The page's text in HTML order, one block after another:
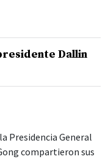
Dallin
Presidencia General
compartieron sus